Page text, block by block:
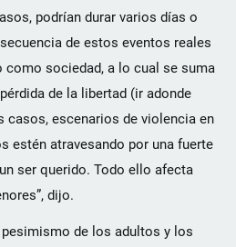
podrían durar varios días o
de estos eventos reales
como sociedad, a lo cual se suma
de la libertad (ir adonde
casos, escenarios de violencia en
estén atravesando por una fuerte
ser querido. Todo ello afecta
dijo.
de los adultos y los